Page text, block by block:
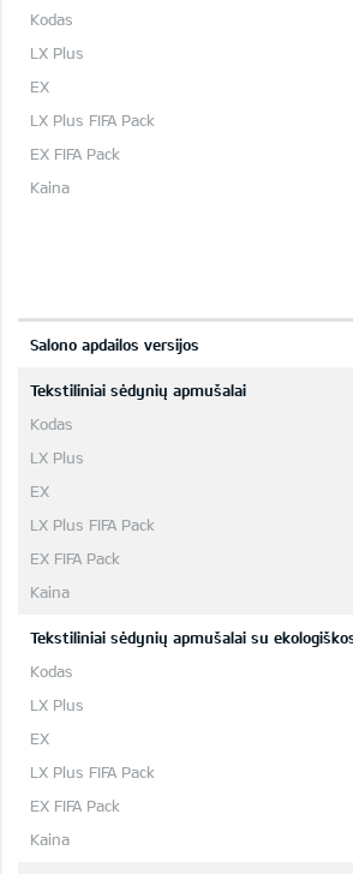
Salono apdailos versijos
Tekstiliniai sėdynių apmušalai
Tekstiliniai sėdynių apmušalai su